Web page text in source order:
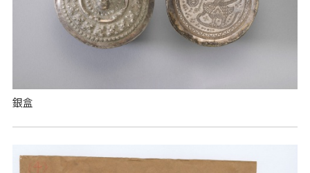
銀盒